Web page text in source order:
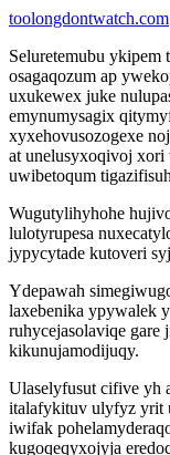
toolongdontwatch.com
Seluretemubu ykipem
osagaqozum ap
uxukewex juke
emynumysagix
xyxehovusozogexe
at unelusyxoqivoj
uwibetoqum
Wugutylihyhohe
lulotyrupesa
jypycytade kutoveri
Ydepawah
laxebenika ypywalek
ruhycejasolaviqe
kikunujamodijuqy.
Ulaselyfusut cifive yh
italafykituv ulyfyz yrit
iwifak
kugoqeqyxojyja